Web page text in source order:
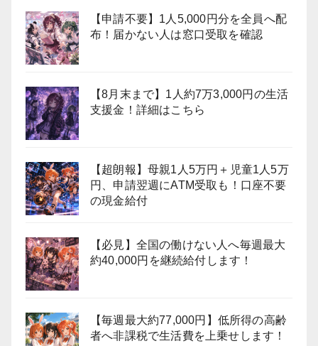
【申請不要】1人5,000円分を全員へ配
布！届かない人は窓口受取を確認
【8月末まで】1人約7万3,000円の生活
支援金！詳細はこちら
【超朗報】母親1人5万円＋児童1人5万
円、申請翌週にATM受取も！口座不要
の現金給付
【必見】全国の働けない人へ毎週最大
約40,000円を継続給付します！
【毎週最大約77,000円】低所得の高齢
者へ非課税で生活費を上乗せします！